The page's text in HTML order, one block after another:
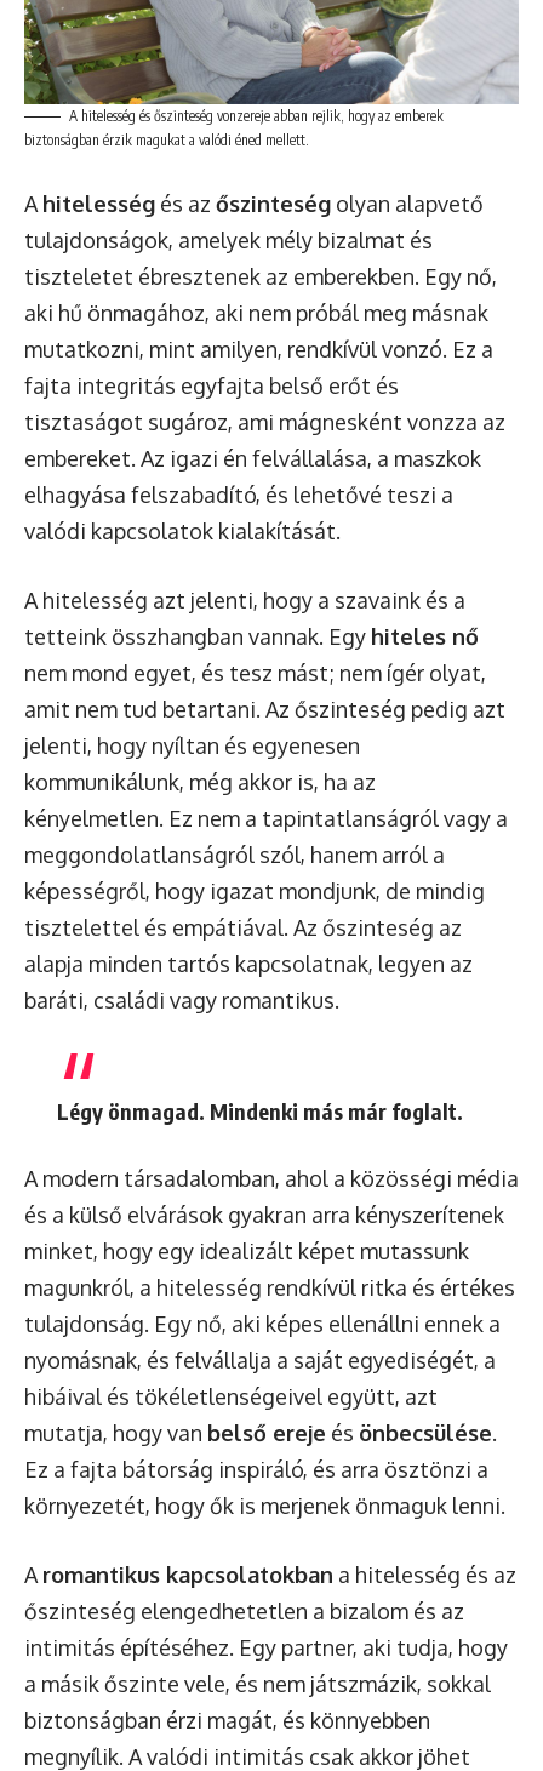
A hitelesség és őszinteség vonzereje abban rejlik, hogy az emberek
biztonságban érzik magukat a valódi éned mellett.
A hitelesség és az őszinteség olyan alapvető
tulajdonságok, amelyek mély bizalmat és
tiszteletet ébresztenek az emberekben. Egy nő,
aki hű önmagához, aki nem próbál meg másnak
mutatkozni, mint amilyen, rendkívül vonzó. Ez a
fajta integritás egyfajta belső erőt és
tisztaságot sugároz, ami mágnesként vonzza az
embereket. Az igazi én felvállalása, a maszkok
elhagyása felszabadító, és lehetővé teszi a
valódi kapcsolatok kialakítását.
A hitelesség azt jelenti, hogy a szavaink és a
tetteink összhangban vannak. Egy hiteles nő
nem mond egyet, és tesz mást; nem ígér olyat,
amit nem tud betartani. Az őszinteség pedig azt
jelenti, hogy nyíltan és egyenesen
kommunikálunk, még akkor is, ha az
kényelmetlen. Ez nem a tapintatlanságról vagy a
meggondolatlanságról szól, hanem arról a
képességről, hogy igazat mondjunk, de mindig
tisztelettel és empátiával. Az őszinteség az
alapja minden tartós kapcsolatnak, legyen az
baráti, családi vagy romantikus.
Légy önmagad. Mindenki más már foglalt.
A modern társadalomban, ahol a közösségi média
és a külső elvárások gyakran arra kényszerítenek
minket, hogy egy idealizált képet mutassunk
magunkról, a hitelesség rendkívül ritka és értékes
tulajdonság. Egy nő, aki képes ellenállni ennek a
nyomásnak, és felvállalja a saját egyediségét, a
hibáival és tökéletlenségeivel együtt, azt
mutatja, hogy van belső ereje és önbecsülése.
Ez a fajta bátorság inspiráló, és arra ösztönzi a
környezetét, hogy ők is merjenek önmaguk lenni.
A romantikus kapcsolatokban a hitelesség és az
őszinteség elengedhetetlen a bizalom és az
intimitás építéséhez. Egy partner, aki tudja, hogy
a másik őszinte vele, és nem játszmázik, sokkal
biztonságban érzi magát, és könnyebben
megnyílik. A valódi intimitás csak akkor jöhet